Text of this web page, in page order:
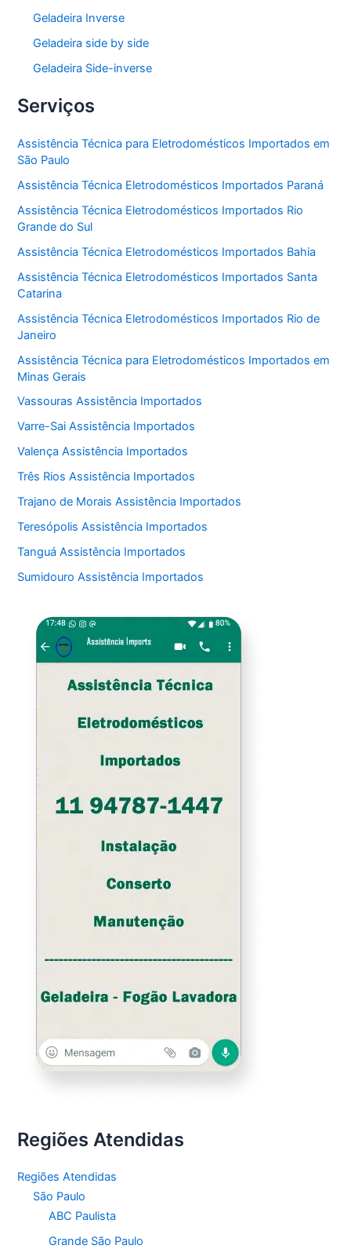
Geladeira Inverse
Geladeira side by side
Geladeira Side-inverse
Serviços
Assistência Técnica para Eletrodomésticos Importados em
São Paulo
Assistência Técnica Eletrodomésticos Importados Paraná
Assistência Técnica Eletrodomésticos Importados Rio
Grande do Sul
Assistência Técnica Eletrodomésticos Importados Bahia
Assistência Técnica Eletrodomésticos Importados Santa
Catarina
Assistência Técnica Eletrodomésticos Importados Rio de
Janeiro
Assistência Técnica para Eletrodomésticos Importados em
Minas Gerais
Vassouras Assistência Importados
Varre-Sai Assistência Importados
Valença Assistência Importados
Três Rios Assistência Importados
Trajano de Morais Assistência Importados
Teresópolis Assistência Importados
Tanguá Assistência Importados
Sumidouro Assistência Importados
Regiões Atendidas
Regiões Atendidas
São Paulo
ABC Paulista
Grande São Paulo